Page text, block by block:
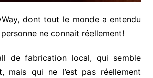
dont tout le monde a entendu
ne connait réellement!
de fabrication local, qui semble
mais qui ne l’est pas réellement